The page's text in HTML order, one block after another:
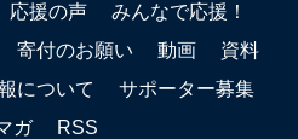
応援の声
みんなで応援！
寄付のお願い 動画
資料
について
サポーター募集
ガ
RSS